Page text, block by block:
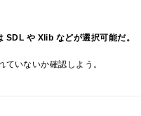
や Xlib などが選択可能だ。
いないか確認しよう。